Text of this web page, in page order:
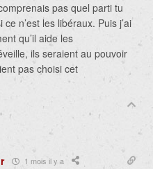
pas quel parti tu
n’est les libéraux. Puis j’ai
qu’il aide les
ils seraient au pouvoir
pas choisi cet
1 mois il y a